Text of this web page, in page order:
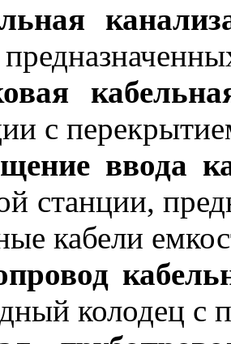
с
ввода
станции,
кабели
колодец с